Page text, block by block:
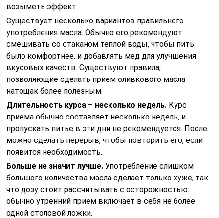
возыметь эффект.
Существует несколько вариантов правильного
употребления масла. Обычно его рекомендуют
смешивать со стаканом теплой воды, чтобы пить
было комфортнее, и добавлять мед для улучшения
вкусовых качеств. Существуют правила,
позволяющие сделать прием оливкового масла
натощак более полезным.
Длительность курса – несколько недель. Курс
приема обычно составляет несколько недель, и
пропускать питье в эти дни не рекомендуется. После
можно сделать перерыв, чтобы повторить его, если
появится необходимость.
Больше не значит лучше. Употребление слишком
большого количества масла сделает только хуже, так
что дозу стоит рассчитывать с осторожностью:
обычно утренний прием включает в себя не более
одной столовой ложки.